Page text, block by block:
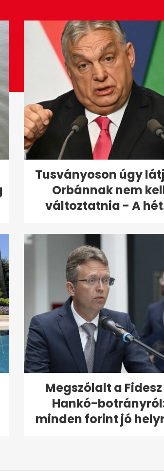
Tusványoson úgy
Orbánnak nem
változtatnia - A
Megszólalt a
Hankó-
minden forint jó